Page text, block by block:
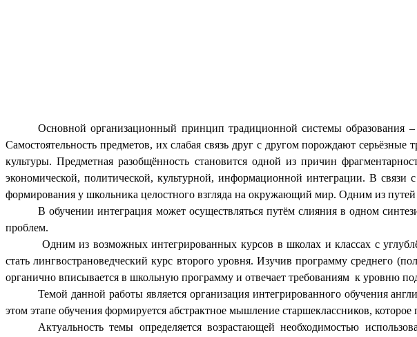
Основной организационный принцип традиционной системы образования
Самостоятельность предметов, их слабая связь друг с другом порождают
культуры. Предметная разобщённость становится одной из причин
экономической, политической, культурной, информационной интеграции. В связи
формирования у школьника целостного взгляда на окружающий мир. Одним из
В обучении интеграция может осуществляться путём слияния в одном
проблем.
Одним из возможных интегрированных курсов в школах и классах с
стать лингвострановедческий курс второго уровня. Изучив программу среднего
органично вписывается в школьную программу и отвечает требованиям к уровню
Темой данной работы является организация интегрированного обучения
этом этапе обучения формируется абстрактное мышление старшеклассников,
Актуальность темы определяется возрастающей необходимостью